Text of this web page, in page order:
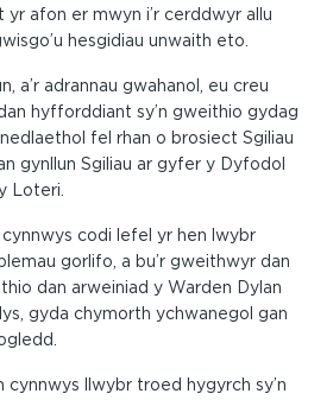
yr afon er mwyn i’r cerddwyr allu
hesgidiau unwaith eto.
a’r adrannau gwahanol, eu creu
hyfforddiant sy’n gweithio gydag
fel rhan o brosiect Sgiliau
gynllun Sgiliau ar gyfer y Dyfodol
Loteri.
codi lefel yr hen lwybr
gorlifo, a bu’r gweithwyr dan
dan arweiniad y Warden Dylan
gyda chymorth ychwanegol gan
cynnwys llwybr troed hygyrch sy’n